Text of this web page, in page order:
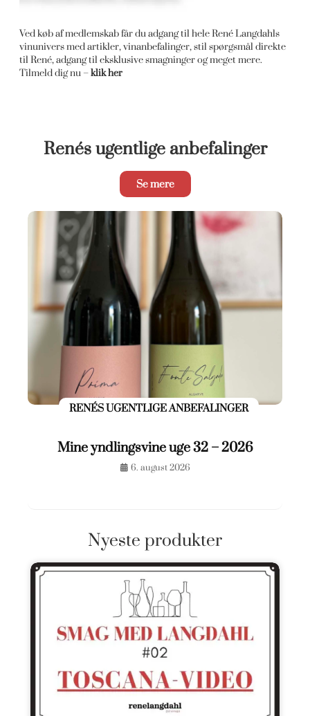
Ved køb af medlemskab får du adgang til hele René Langdahls
vinunivers med artikler, vinanbefalinger, stil spørgsmål direkte
til René, adgang til eksklusive smagninger og meget mere.
Tilmeld dig nu –klik her
Renés ugentlige anbefalinger
Se mere
RENÉS UGENTLIGE ANBEFALINGER
Mine yndlingsvine uge 32 – 2026
6. august 2026
Nyeste produkter